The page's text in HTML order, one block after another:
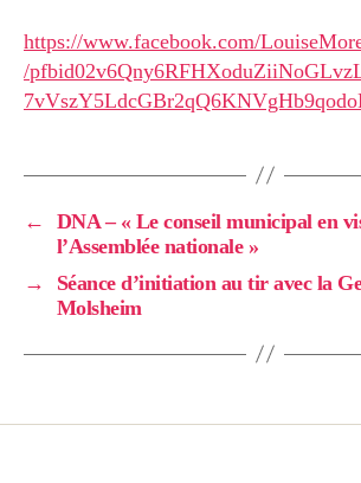
https://www.facebook.com/
/
←
DNA – « Le conseil municipal en
l’Assemblée nationale »
→
Séance d’initiation au tir avec la
Molsheim